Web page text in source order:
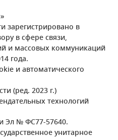
зарегистрировано в
в сфере связи,
и массовых коммуникаций
года.
и автоматического
(ред. 2023 г.)
технологий
Эл № ФС77-57640.
унитарное